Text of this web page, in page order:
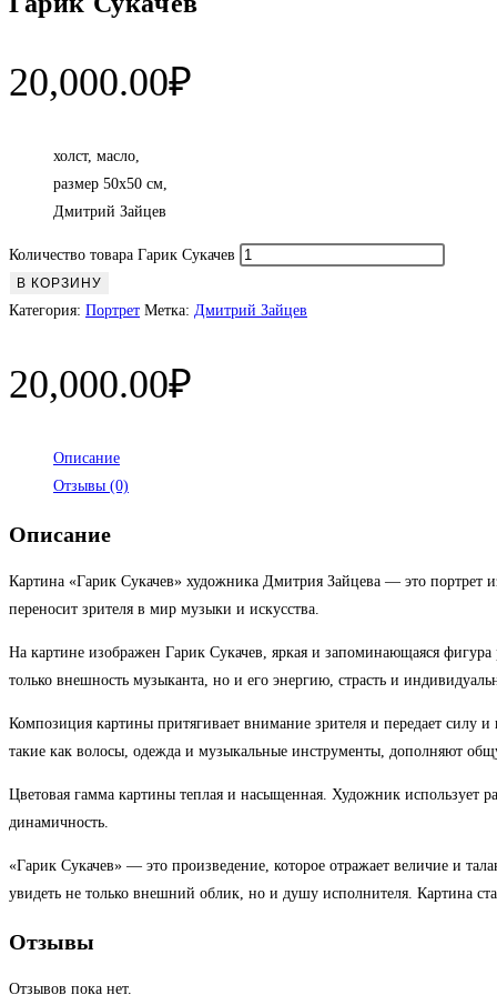
20,000.00₽
холст, масло,
размер 50х50 см,
Дмитрий Зайцев
Количество товара Гарик Сукачев
В КОРЗИНУ
Категория: Портрет Метка: Дмитрий Зайцев
20,000.00₽
Описание
Отзывы (0)
Описание
Картина «Гарик Сукачев» художника Дмитрия Зайцева — это портрет
переносит зрителя в мир музыки и искусства.
На картине изображен Гарик Сукачев, яркая и запоминающаяся
только внешность музыканта, но и его энергию, страсть и
Композиция картины притягивает внимание зрителя и передает силу
такие как волосы, одежда и музыкальные инструменты, дополняют
Цветовая гамма картины теплая и насыщенная. Художник использует
динамичность.
«Гарик Сукачев» — это произведение, которое отражает величие и
увидеть не только внешний облик, но и душу исполнителя. Картина
Отзывы
Отзывов пока нет.